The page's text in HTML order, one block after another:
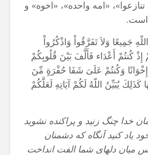
«امه واحده»، «اخوه» و
است.
جَمِيعًا وَلاَ تَفَرَّقُواْ وَاذْكُرُواْ
كُنتُمْ أَعْدَاء فَأَلَّفَ بَيْنَ قُلُوبِكُمْ
وَكُنتُمْ عَلَىَ شَفَا حُفْرَةٍ مِّنَ
كَذَلِكَ يُبَيِّنُ اللّهُ لَكُمْ آيَاتِهِ لَعَلَّكُمْ
خدا چنگ زنيد و پراكنده نشويد
ياد كنيد آنگاه كه دشمنان
ميان دلهاى شما الفت انداخت